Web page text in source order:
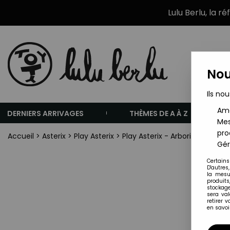
Lulu Berlu, la
DERNIERS ARRIVAGES THÈMES DE A À Z
Accueil > Asterix > Play Asterix > Play Asterix - Arborix le
Ils
la
sera
retirer
en